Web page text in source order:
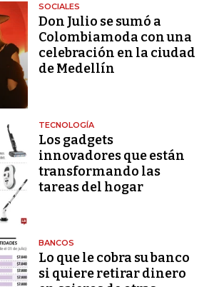
SOCIALES
Don Julio se sumó a
Colombiamoda con una
celebración en la ciudad
de Medellín
TECNOLOGÍA
Los gadgets
innovadores que están
transformando las
tareas del hogar
BANCOS
Lo que le cobra su banco
si quiere retirar dinero